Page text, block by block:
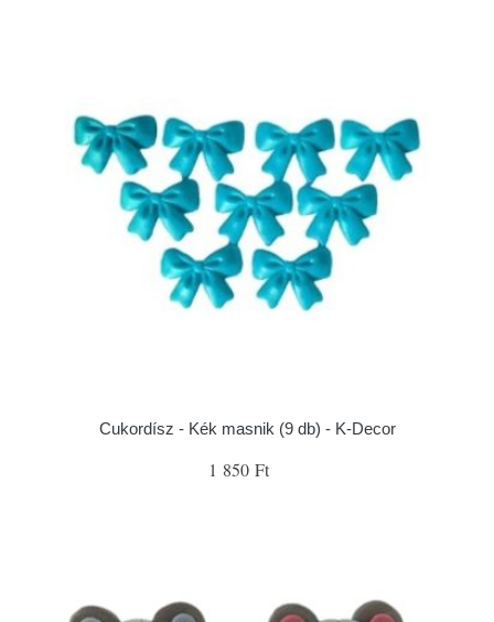
Cukordísz - Kék masnik (9 db) - K-Decor
1 850 Ft